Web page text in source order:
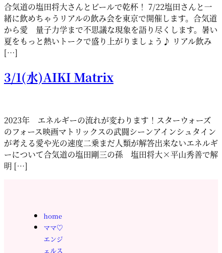
合気道の塩田将大さんとビールで乾杯！ 7/22塩田さんと一
緒に飲めちゃうリアルの飲み会を東京で開催します。合気道
から愛 量子力学まで不思議な現象を語り尽くします。暑い
夏をもっと熱いトークで盛り上がりましょう♪ リアル飲み
[…]
3/1(水)AIKI Matrix
2023年 エネルギーの流れが変わります！スターウォーズ
のフォース映画マトリックスの武闘シーンアインシュタイン
が考える愛や光の速度二乗まだ人類が解答出来ないエネルギ
ーについて合気道の塩田剛三の孫 塩田将大×平山秀善で解
明 […]
home
ママ♡
エンジ
ェルス